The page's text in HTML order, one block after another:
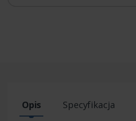
Opis Specyfikacja